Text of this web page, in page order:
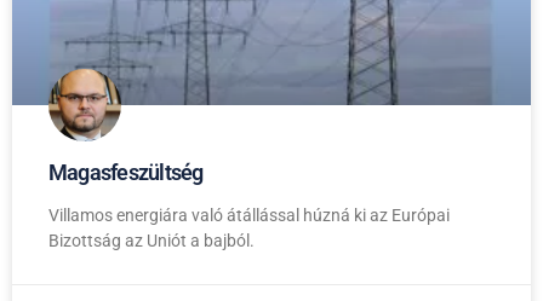
Magasfeszültség
Villamos energiára való átállással húzná ki az Európai
Bizottság az Uniót a bajból.